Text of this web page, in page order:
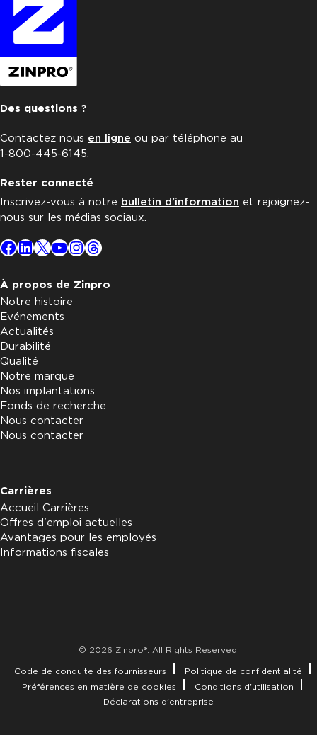
Des questions ?
Contactez nous en ligne ou par téléphone au
1-800-445-6145.
Rester connecté
Inscrivez-vous à notre bulletin d'information et rejoignez-
nous sur les médias sociaux.
Facebook
LinkedIn
X YouTube
Instagram
Threads
À propos de Zinpro
Notre histoire
Evénements
Actualités
Durabilité
Qualité
Notre marque
Nos implantations
Fonds de recherche
Nous contacter
Nous contacter
Carrières
Accueil Carrières
Offres d'emploi actuelles
Avantages pour les employés
Informations fiscales
© 2026 Zinpro®. All Rights Reserved.
Code de conduite des fournisseurs
Politique de confidentialité
Préférences en matière de cookies
Conditions d'utilisation
Déclarations d'entreprise